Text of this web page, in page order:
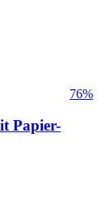
76%
Papier-